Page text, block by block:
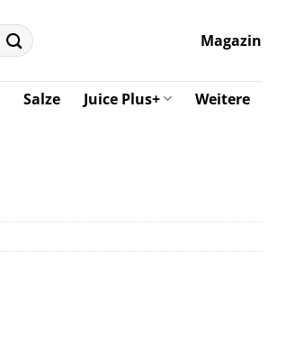
Magazin
Salze Juice Plus+ Weitere